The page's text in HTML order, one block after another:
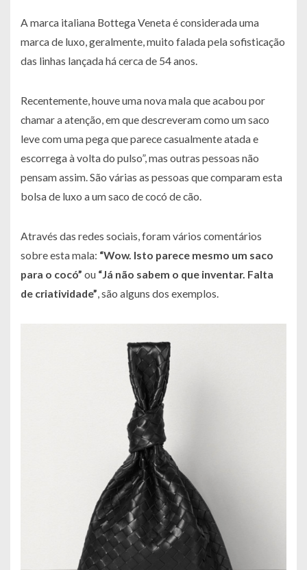
A marca italiana Bottega Veneta é considerada uma
marca de luxo, geralmente, muito falada pela sofisticação
das linhas lançada há cerca de 54 anos.
Recentemente, houve uma nova mala que acabou por
chamar a atenção, em que descreveram como um saco
leve com uma pega que parece casualmente atada e
escorrega à volta do pulso”, mas outras pessoas não
pensam assim. São várias as pessoas que comparam esta
bolsa de luxo a um saco de cocó de cão.
Através das redes sociais, foram vários comentários
sobre esta mala: “Wow. Isto parece mesmo um saco
para o cocó” ou “Já não sabem o que inventar. Falta
de criatividade”, são alguns dos exemplos.